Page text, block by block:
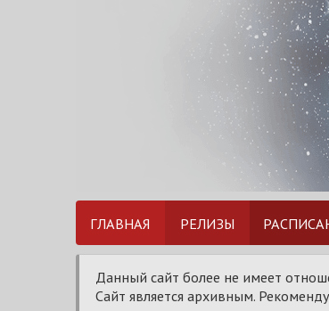
ГЛАВНАЯ РЕЛИЗЫ
Данный сайт более не имеет
Сайт является архивным.